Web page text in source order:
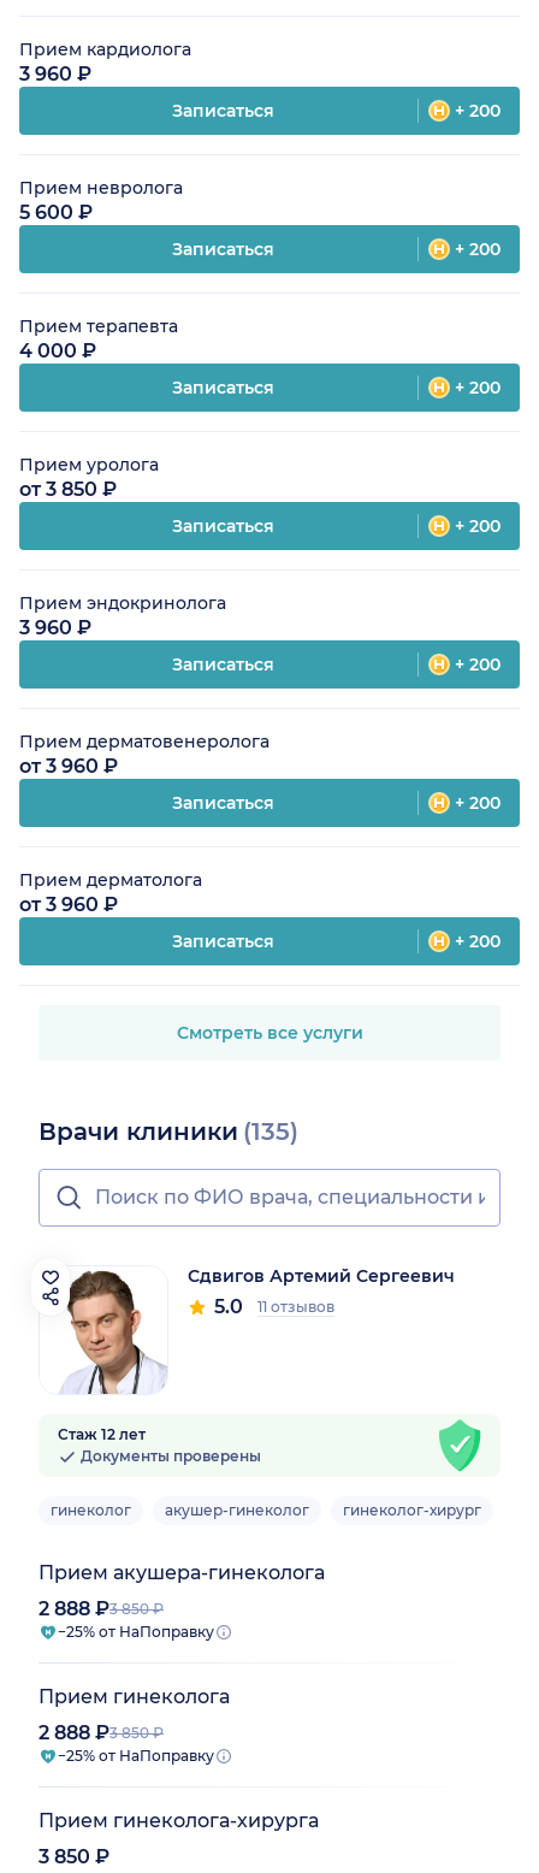
Прием кардиолога
3 960 ₽
Записаться + 200
Прием невролога
5 600 ₽
Записаться + 200
Прием терапевта
4 000 ₽
Записаться + 200
Прием уролога
от 3 850 ₽
Записаться + 200
Прием эндокринолога
3 960 ₽
Записаться + 200
Прием дерматовенеролога
от 3 960 ₽
Записаться + 200
Прием дерматолога
от 3 960 ₽
Записаться + 200
Смотреть все услуги
Врачи клиники (135)
Сдвигов Артемий Сергеевич
5.0 11 отзывов
Стаж 12 лет
Документы проверены
гинеколог акушер-гинеколог гинеколог-хирург
Прием акушера-гинеколога
2 888 ₽3 850 ₽
−25% от НаПоправку
Прием гинеколога
2 888 ₽3 850 ₽
−25% от НаПоправку
Прием гинеколога-хирурга
3 850 ₽